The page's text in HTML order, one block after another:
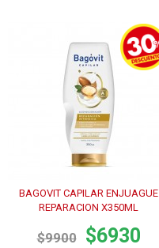
BAGOVIT CAPILAR ENJUAGUE
REPARACION X350ML
$9900 $6930